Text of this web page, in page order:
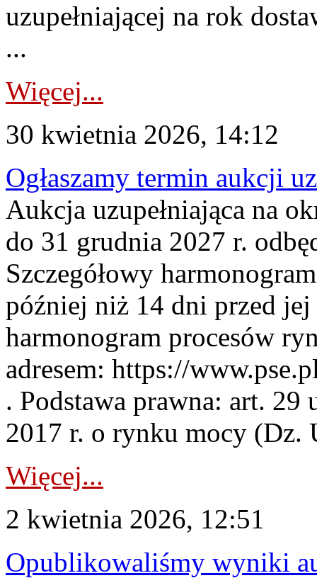
uzupełniającej na rok
...
Więcej...
30 kwietnia 2026, 14:12
Ogłaszamy termin aukcji
Aukcja uzupełniająca na
do 31 grudnia 2027 r.
Szczegółowy
później niż 14 dni przed
harmonogram procesów
adresem: https://
. Podstawa prawna: art. 29
2017 r. o rynku mocy (Dz.
Więcej...
2 kwietnia 2026, 12:51
Opublikowaliśmy wyniki